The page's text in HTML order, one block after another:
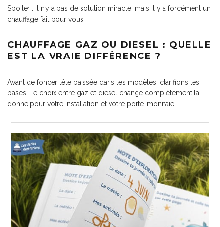
Spoiler : il n’y a pas de solution miracle, mais il y a forcément un
chauffage fait pour vous.
CHAUFFAGE GAZ OU DIESEL : QUELLE
EST LA VRAIE DIFFÉRENCE ?
Avant de foncer tête baissée dans les modèles, clarifions les
bases. Le choix entre gaz et diesel change complètement la
donne pour votre installation et votre porte-monnaie.